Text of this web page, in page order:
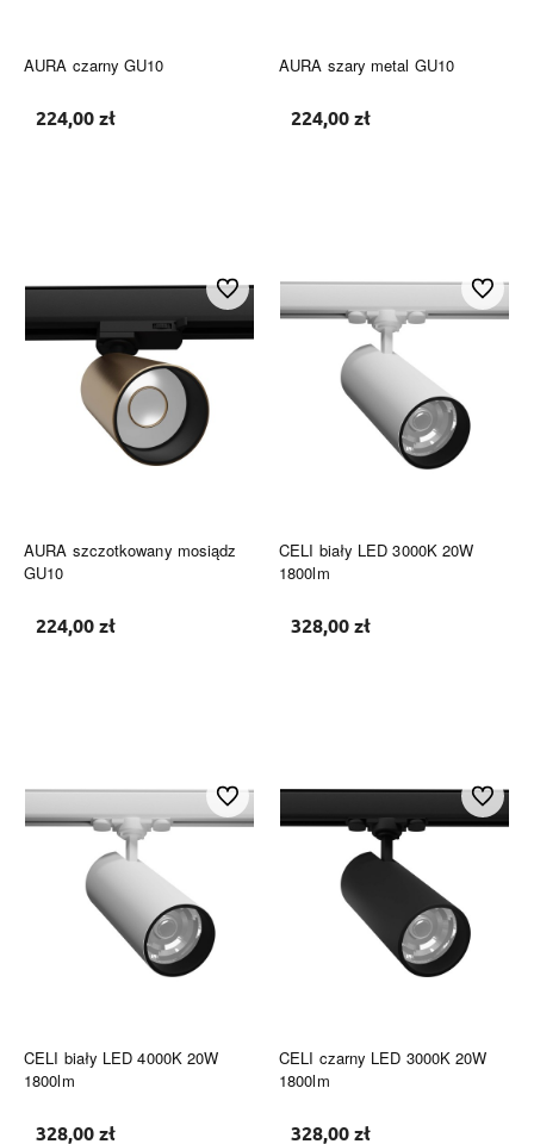
AURA czarny GU10
224,00 zł
AURA szary metal GU10
224,00 zł
AURA szczotkowany mosiądz
GU10
224,00 zł
Do ulubionych
CELI biały LED 3000K 20W
1800lm
328,00 zł
Do
CELI biały LED 4000K 20W
1800lm
328,00 zł
Do ulubionych
CELI czarny LED 3000K 20W
1800lm
328,00 zł
Do